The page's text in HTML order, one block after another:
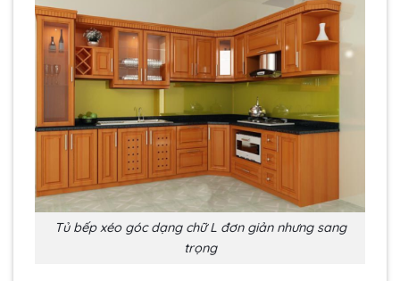
Tủ bếp xéo góc dạng chữ L đơn giản nhưng sang
trọng